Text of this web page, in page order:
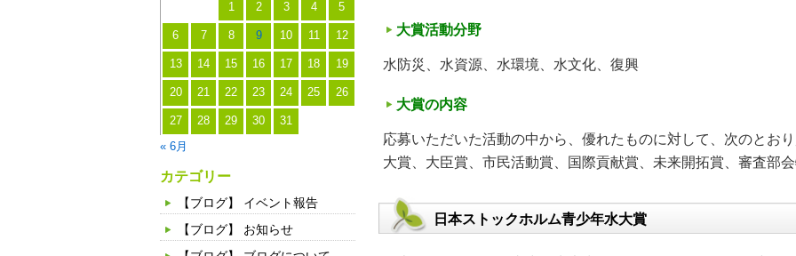
1 2 3 4 5
6 7 8 9 10 11 12
13 14 15 16 17 18 19
20 21 22 23 24 25 26
27 28 29 30 31
« 6月
カテゴリー
【ブログ】 イベント報告
【ブログ】 お知らせ
大賞活動分野
水防災、水資源、水環境、水文化、復興
大賞の内容
応募いただいた活動の中から、優れたものに対して、次のとお
大賞、大臣賞、市民活動賞、国際貢献賞、未来開拓賞、審査部
日本ストックホルム青少年水大賞